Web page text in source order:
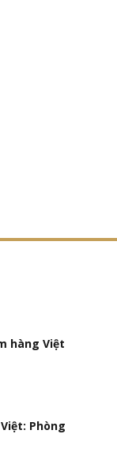
hàng Việt
Phòng